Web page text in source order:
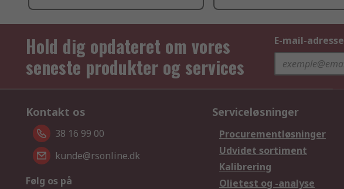
Hold dig opdateret om vores
seneste produkter og services
E-mail-adresse
Kontakt os
38 16 99 00
kunde@rsonline.dk
Følg os på
Serviceløsninger
Procurementløsninger
Udvidet sortiment
Kalibrering
Olietest og -analyse